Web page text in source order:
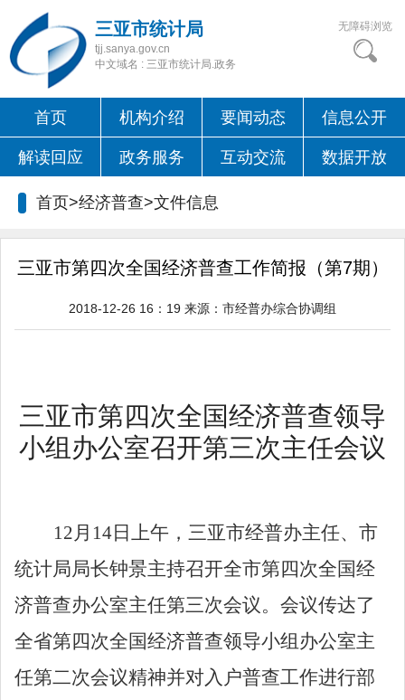
三亚市统计局
tjj.sanya.gov.cn
中文域名 : 三亚市统计局.政务
无障碍浏览
首页 机构介绍 要闻动态 信息公开
解读回应 政务服务 互动交流 数据开放
首页>经济普查>文件信息
三亚市第四次全国经济普查工作简报（第7期）
2018-12-26 16：19 来源： 市经普办综合协调组
三亚市第四次全国经济普查领导
小组办公室召开第三次主任会议
12 月 14日上午，三亚市经普办主任、市
统计局局长钟景主持召开全市第四次全国经
济普查办公室主任第三次会议。会议传达了
全省第四次全国经济普查领导小组办公室主
任第二次会议精神并对入户普查工作进行部